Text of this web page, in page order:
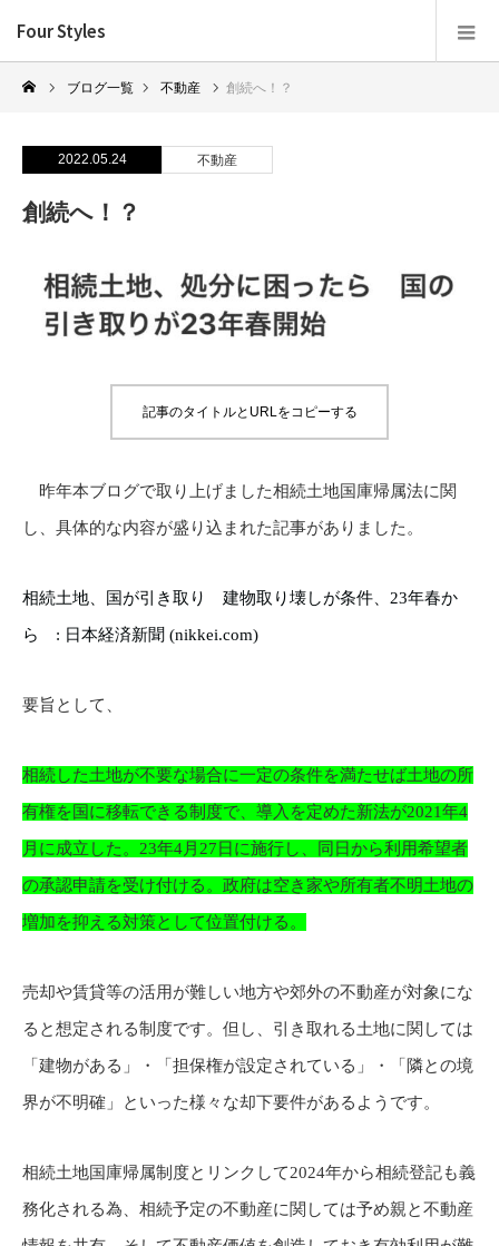
Four Styles
ブログ一覧 不動産 創続へ！？
2022.05.24 不動産
創続へ！？
記事のタイトルとURLをコピーする
昨年本ブログで取り上げました相続土地国庫帰属法に関
し、具体的な内容が盛り込まれた記事がありました。
相続土地、国が引き取り 建物取り壊しが条件、23年春か
ら : 日本経済新聞 (nikkei.com)
要旨として、
相続した土地が不要な場合に一定の条件を満たせば土地の所
有権を国に移転できる制度で、導入を定めた新法が2021年4
月に成立した。23年4月27日に施行し、同日から利用希望者
の承認申請を受け付ける。政府は空き家や所有者不明土地の
増加を抑える対策として位置付ける。
売却や賃貸等の活用が難しい地方や郊外の不動産が対象にな
ると想定される制度です。但し、引き取れる土地に関しては
「建物がある」・「担保権が設定されている」・「隣との境
界が不明確」といった様々な却下要件があるようです。
相続土地国庫帰属制度とリンクして2024年から相続登記も義
務化される為、相続予定の不動産に関しては予め親と不動産